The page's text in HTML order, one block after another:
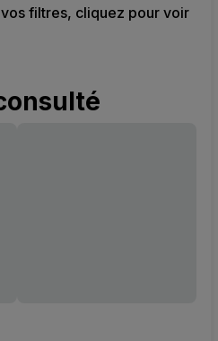
filtres, cliquez pour voir